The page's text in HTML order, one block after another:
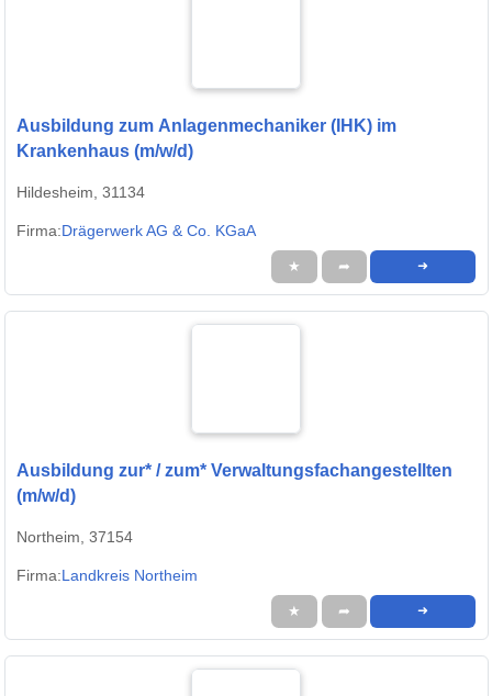
Ausbildung zum Anlagenmechaniker (IHK) im
Krankenhaus (m/w/d)
Hildesheim, 31134
Firma:Drägerwerk AG & Co. KGaA
★ ➦ ➜
Ausbildung zur* / zum* Verwaltungsfachangestellten
(m/w/d)
Northeim, 37154
Firma:Landkreis Northeim
★ ➦ ➜